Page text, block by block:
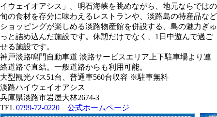
イウェイオアシス」。明石海峡を眺めながら、地元ならではの
旬の食材を存分に味わえるレストランや、淡路島の特産品など
ショッピングが楽しめる淡路物産館を併設する、島の魅力ぎゅ
っと詰め込んだ施設です。休憩だけでなく、1日中遊んで過ご
せる施設です。
神戸淡路鳴門自動車道 淡路サービスエリア上下駐車場より連
絡道路で直結。一般道路からも利用可能。
大型観光バス51台、普通車560台収容 ※駐車無料
淡路ハイウェイオアシス
兵庫県淡路市岩屋大林2674-3
TEL 0799-72-0220 公式ホームページ